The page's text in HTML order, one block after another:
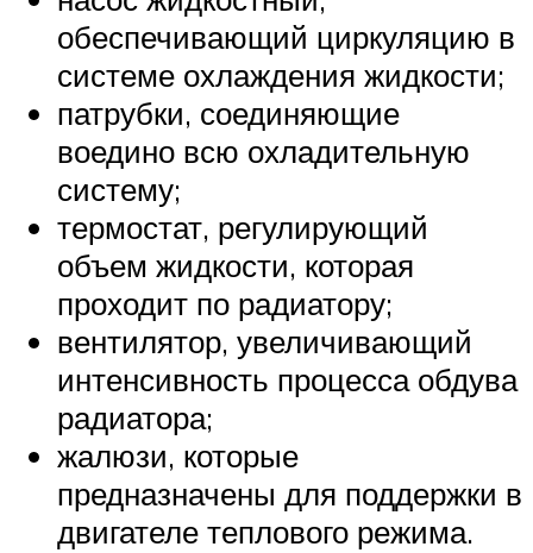
обеспечивающий циркуляцию в
системе охлаждения жидкости;
патрубки, соединяющие
воедино всю охладительную
систему;
термостат, регулирующий
объем жидкости, которая
проходит по радиатору;
вентилятор, увеличивающий
интенсивность процесса обдува
радиатора;
жалюзи, которые
предназначены для поддержки в
двигателе теплового режима.